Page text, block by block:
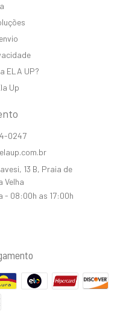
ELA UP?
Up
0247
13 B, Praia de
Velha
- 08:00h as 17:00h